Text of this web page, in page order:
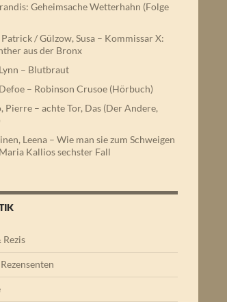
Geheimsache Wetterhahn (Folge
/ Gülzow, Susa – Kommissar X:
aus der Bronx
– Blutbraut
– Robinson Crusoe (Hörbuch)
Pierre – achte Tor, Das (Der Andere,
Leena – Wie man sie zum Schweigen
Kallios sechster Fall
Rezis